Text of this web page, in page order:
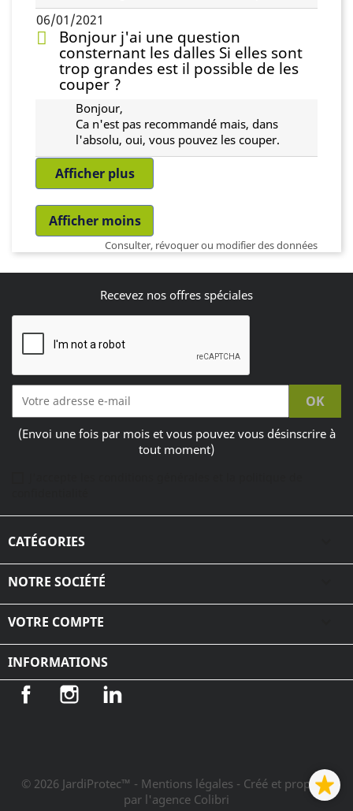
06/01/2021
Bonjour j'ai une question
consternant les dalles Si elles sont
trop grandes est il possible de les
couper ?
Bonjour,
Ca n'est pas recommandé mais, dans
l'absolu, oui, vous pouvez les couper.
Afficher plus
Afficher moins
Consulter, révoquer ou modifier des données
Recevez nos offres spéciales
(Envoi une fois par mois et vous pouvez vous désinscrire à
tout moment)
CATÉGORIES
NOTRE SOCIÉTÉ
VOTRE COMPTE
INFORMATIONS
Facebook Instagram
© 2026 JardiProtec™ - Mentions légales - Créé et propulsé
par l'agence Colibri